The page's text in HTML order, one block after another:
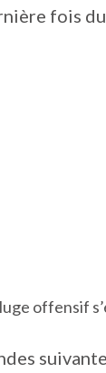
fois
offensif